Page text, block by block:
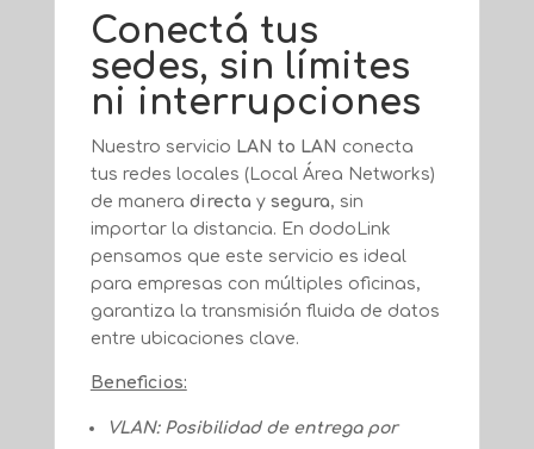
Conectá tus
sedes, sin límites
ni interrupciones
Nuestro servicio LAN to LAN conecta
tus redes locales (Local Área Networks)
de manera directa y segura, sin
importar la distancia. En dodoLink
pensamos que este servicio es ideal
para empresas con múltiples oficinas,
garantiza la transmisión fluida de datos
entre ubicaciones clave.
Beneficios:
VLAN: Posibilidad de entrega por